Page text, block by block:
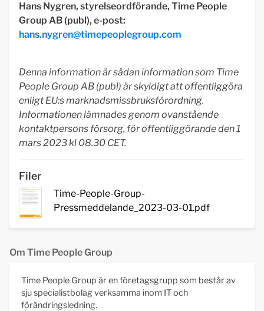
Hans Nygren, styrelseordförande, Time People
Group AB (publ), e-post:
hans.nygren@timepeoplegroup.com
Denna information är sådan information som Time
People Group AB (publ) är skyldigt att offentliggöra
enligt EU:s marknadsmissbruksförordning.
Informationen lämnades genom ovanstående
kontaktpersons försorg, för offentliggörande den 1
mars 2023 kl 08.30 CET.
Filer
Time-People-Group-
Pressmeddelande_2023-03-01.pdf
Om Time People Group
Time People Group är en företagsgrupp som består av
sju specialistbolag verksamma inom IT och
förändringsledning.